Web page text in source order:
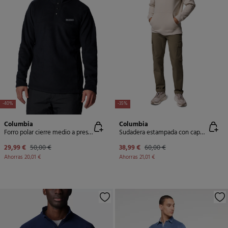
-40%
Columbia
Forro polar cierre medio a presión
29,99 € 50,00 €
Ahorras 20,01 €
-35%
Columbia
Sudadera estampada con capucha Columbia Trek™ para hombre
38,99 € 60,00 €
Ahorras 21,01 €